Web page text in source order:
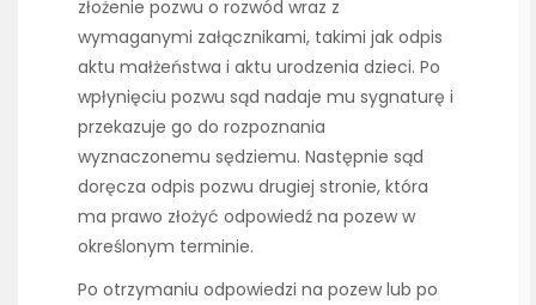
złożenie pozwu o rozwód wraz z
wymaganymi załącznikami, takimi jak odpis
aktu małżeństwa i aktu urodzenia dzieci. Po
wpłynięciu pozwu sąd nadaje mu sygnaturę i
przekazuje go do rozpoznania
wyznaczonemu sędziemu. Następnie sąd
doręcza odpis pozwu drugiej stronie, która
ma prawo złożyć odpowiedź na pozew w
określonym terminie.
Po otrzymaniu odpowiedzi na pozew lub po